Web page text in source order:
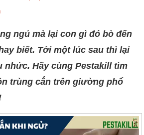
ngủ mà lại con gì đó bò đến
biết. Tới một lúc sau thì lại
nhức. Hãy cùng Pestakill tìm
trùng cắn trên giường phổ